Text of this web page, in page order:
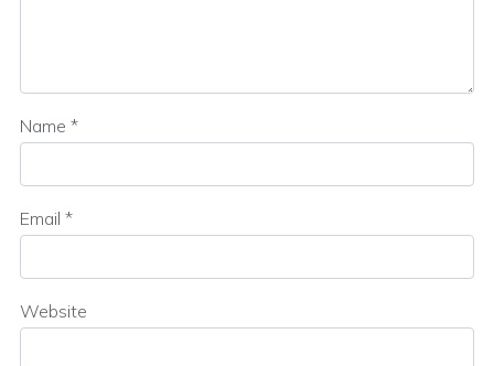
Name *
Email *
Website